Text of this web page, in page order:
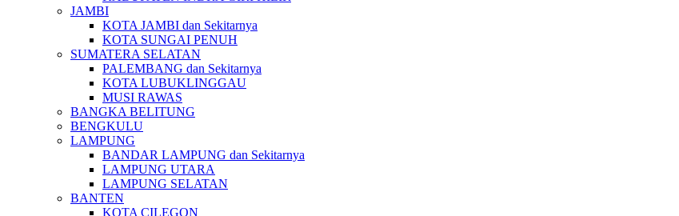
JAMBI
KOTA JAMBI dan Sekitarnya
KOTA SUNGAI PENUH
SUMATERA SELATAN
PALEMBANG dan Sekitarnya
KOTA LUBUKLINGGAU
MUSI RAWAS
BANGKA BELITUNG
BENGKULU
LAMPUNG
BANDAR LAMPUNG dan Sekitarnya
LAMPUNG UTARA
LAMPUNG SELATAN
BANTEN
KOTA CILEGON